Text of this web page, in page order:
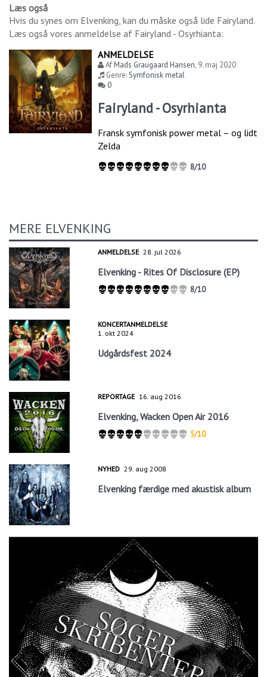
Læs også
Hvis du synes om Elvenking, kan du måske også lide Fairyland.
Læs også vores anmeldelse af Fairyland - Osyrhianta:
ANMELDELSE
AfMads Graugaard Hansen, 9. maj 2020
Genre:Symfonisk metal
0
Fairyland - Osyrhianta
Fransk symfonisk power metal – og lidt
Zelda
8/10
MERE ELVENKING
ANMELDELSE 28. jul 2026
Elvenking - Rites Of Disclosure (EP)
8/10
KONCERTANMELDELSE
1. okt 2024
Udgårdsfest 2024
REPORTAGE 16. aug 2016
Elvenking, Wacken Open Air 2016
5/10
NYHED 29. aug 2008
Elvenking færdige med akustisk album